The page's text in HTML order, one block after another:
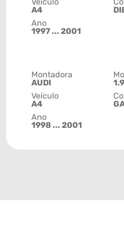
Veículo
A4
Ano
1997 ... 2001
Montadora
AUDI
Veículo
A4
Ano
1998 ... 2001